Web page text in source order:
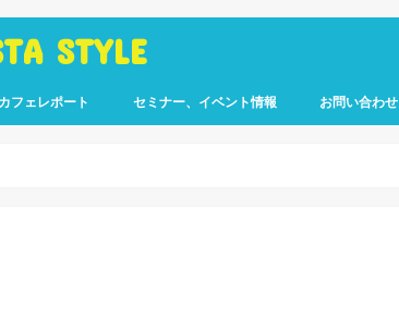
STYLE
カフェレポート セミナー、イベント情報 お問い合わせ